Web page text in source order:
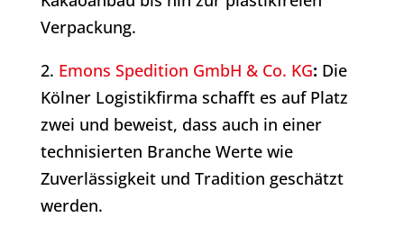
Verpackung.
2. Emons Spedition GmbH & Co. KG: Die
Kölner Logistikfirma schafft es auf Platz
zwei und beweist, dass auch in einer
technisierten Branche Werte wie
Zuverlässigkeit und Tradition geschätzt
werden.